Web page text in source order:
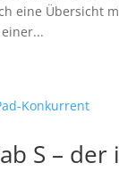
eine Übersicht
S –